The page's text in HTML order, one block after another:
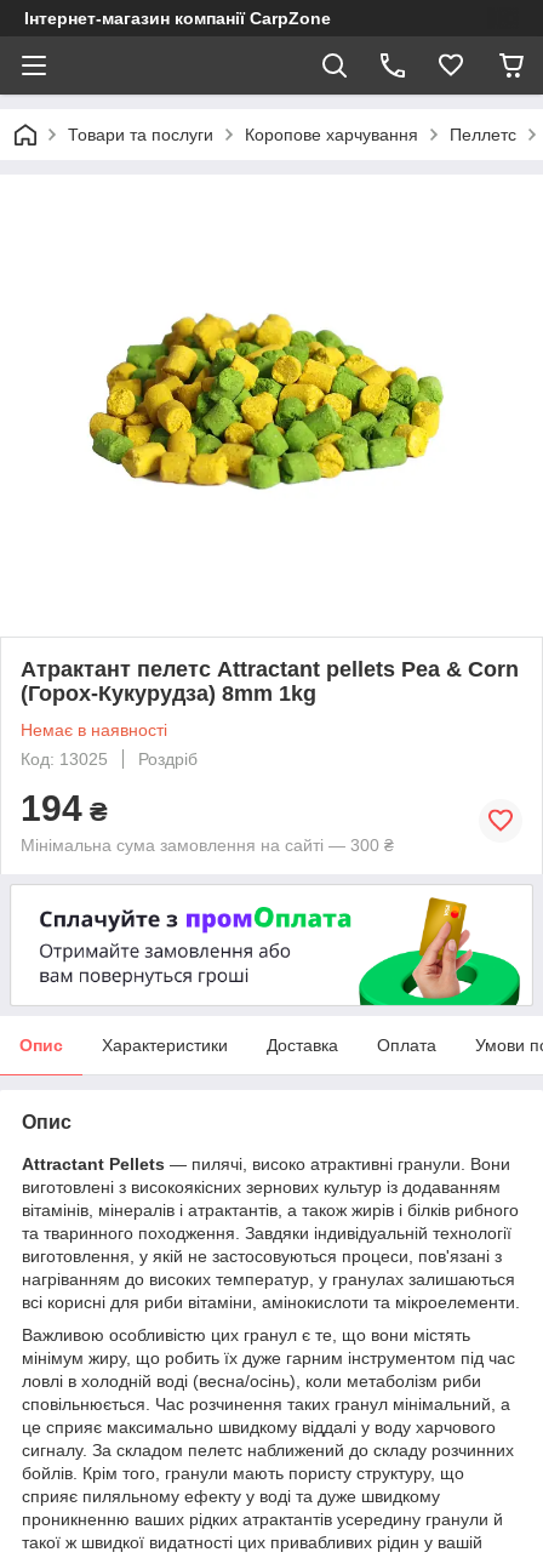
Інтернет-магазин компанії CarpZone
Товари та послуги Коропове харчування Пеллетс
Атрактант пелетс Attractant pellets Pea & Сorn
(Горох-Кукурудза) 8mm 1kg
Немає в наявності
Код: 13025
Роздріб
194 ₴
Мінімальна сума замовлення на сайті — 300 ₴
Опис Характеристики Доставка Оплата Умови
Опис
Attractant Pellets — пилячі, високо атрактивні гранули. Вони
виготовлені з високоякісних зернових культур із додаванням
вітамінів, мінералів і атрактантів, а також жирів і білків рибного
та тваринного походження. Завдяки індивідуальній технології
виготовлення, у якій не застосовуються процеси, пов'язані з
нагріванням до високих температур, у гранулах залишаються
всі корисні для риби вітаміни, амінокислоти та мікроелементи.
Важливою особливістю цих гранул є те, що вони містять
мінімум жиру, що робить їх дуже гарним інструментом під час
ловлі в холодній воді (весна/осінь), коли метаболізм риби
сповільнюється. Час розчинення таких гранул мінімальний, а
це сприяє максимально швидкому віддалі у воду харчового
сигналу. За складом пелетс наближений до складу розчинних
бойлів. Крім того, гранули мають пористу структуру, що
сприяє пиляльному ефекту у воді та дуже швидкому
проникненню ваших рідких атрактантів усередину гранули й
такої ж швидкої видатності цих привабливих рідин у вашій